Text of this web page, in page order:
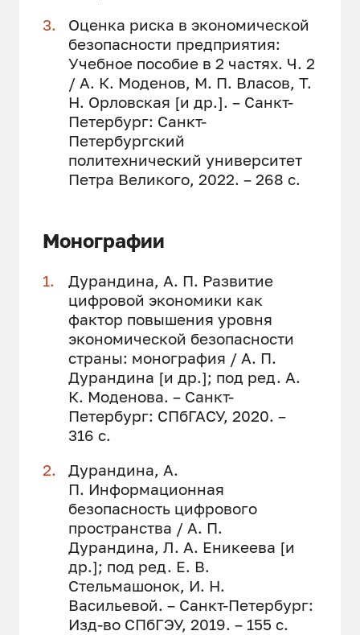
Оценка риска в экономической
безопасности предприятия:
Учебное пособие в 2 частях. Ч. 2
/ А. К. Моденов, М. П. Власов, Т.
Н. Орловская [и др.]. – Санкт-
Петербург: Санкт-
Петербургский
политехнический университет
Петра Великого, 2022. – 268 с.
Монографии
Дурандина, А. П. Развитие
цифровой экономики как
фактор повышения уровня
экономической безопасности
страны: монография / А. П.
Дурандина [и др.]; под ред. А.
К. Моденова. – Санкт-
Петербург: СПбГАСУ, 2020. –
316 с.
Дурандина, А.
П. Информационная
безопасность цифрового
пространства / А. П.
Дурандина, Л. А. Еникеева [и
др.]; под ред. Е. В.
Стельмашонок, И. Н.
Васильевой. – Санкт-Петербург:
Изд-во СПбГЭУ, 2019. – 155 с.